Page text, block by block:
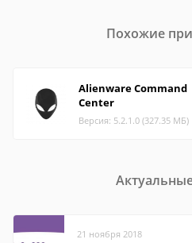
Похожие
Alienware Command
Center
Версия: 5.2.1.0 (327.35 МБ)
21 ноября 2018